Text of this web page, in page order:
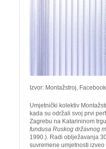
Izvor: Montažstroj, Facebook
Umjetnički kolektiv
kada su održali svoj prvi
Zagrebu na Katarininom
fundusa Ruskog državnog
1990.). Radi oblježavanja
suvremene umjetnosti